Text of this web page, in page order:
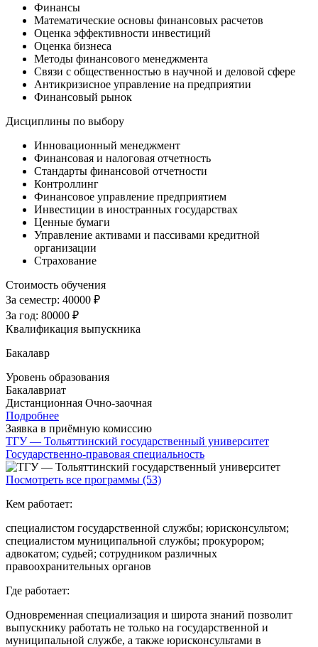
Финансы
Математические основы финансовых расчетов
Оценка эффективности инвестиций
Оценка бизнеса
Методы финансового менеджмента
Связи с общественностью в научной и деловой сфере
Антикризисное управление на предприятии
Финансовый рынок
Дисциплины по выбору
Инновационный менеджмент
Финансовая и налоговая отчетность
Стандарты финансовой отчетности
Контроллинг
Финансовое управление предприятием
Инвестиции в иностранных государствах
Ценные бумаги
Управление активами и пассивами кредитной
организации
Страхование
Стоимость обучения
За семестр: 40000 ₽
За год: 80000 ₽
Квалификация выпускника
Бакалавр
Уровень образования
Бакалавриат
Дистанционная Очно-заочная
Подробнее
Заявка в приёмную комиссию
ТГУ — Тольяттинский государственный университет
Государственно-правовая специальность
Посмотреть все программы (53)
Кем работает:
специалистом государственной службы; юрисконсультом;
специалистом муниципальной службы; прокурором;
адвокатом; судьей; сотрудником различных
правоохранительных органов
Где работает:
Одновременная специализация и широта знаний позволит
выпускнику работать не только на государственной и
муниципальной службе, а также юрисконсультами в